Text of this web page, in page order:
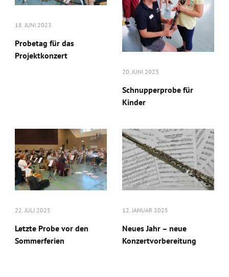
18. JUNI 2023
Probetag für das
Projektkonzert
20. JUNI 2023
Schnupperprobe für
Kinder
22. JULI 2025
Letzte Probe vor den
Sommerferien
12. JANUAR 2025
Neues Jahr – neue
Konzertvorbereitung